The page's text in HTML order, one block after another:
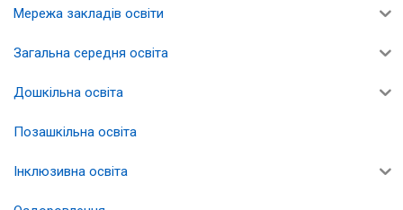
Мережа закладів освіти
Загальна середня освіта
Дошкільна освіта
Позашкільна освіта
Інклюзивна освіта